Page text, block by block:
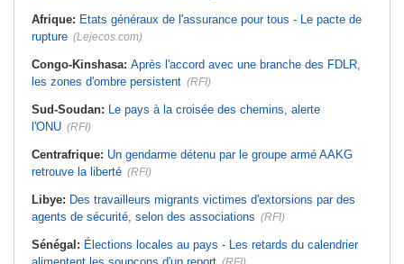
Afrique: Etats généraux de l'assurance pour tous - Le pacte de
rupture (Lejecos.com)
Congo-Kinshasa: Après l'accord avec une branche des FDLR,
les zones d'ombre persistent (RFI)
Sud-Soudan: Le pays à la croisée des chemins, alerte
l'ONU (RFI)
Centrafrique: Un gendarme détenu par le groupe armé AAKG
retrouve la liberté (RFI)
Libye: Des travailleurs migrants victimes d'extorsions par des
agents de sécurité, selon des associations (RFI)
Sénégal: Élections locales au pays - Les retards du calendrier